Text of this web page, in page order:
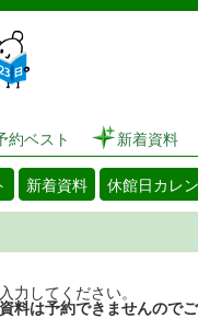
図書館 蔵書検索・予
約ベスト 新着資料
新着資料 休館日カレ
力してください。
は予約できませんのでご